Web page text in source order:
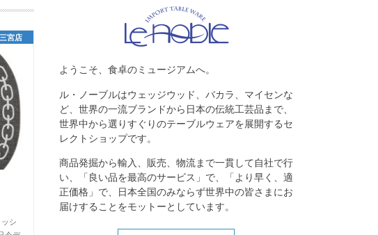
宮店
シ
ようこそ、食卓のミュージアムへ。
ル・ノーブルはウェッジウッド、バカラ、マイセンな
ど、世界の一流ブランドから日本の伝統工芸品まで、
世界中から選りすぐりのテーブルウェアを展開するセ
レクトショップです。
商品発掘から輸入、販売、物流まで一貫して自社で行
い、「良い品を最高のサービス」で、「より早く、適
正価格」で、日本全国のみならず世界中の皆さまにお
届けすることをモットーとしています。